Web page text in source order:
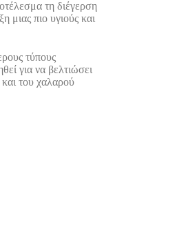
τη διέγερση
μιας πιο υγιούς και
τύπους
για να βελτιώσει
του χαλαρού